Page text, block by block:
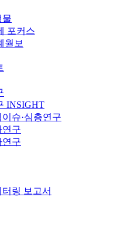
물
포커스
월보
INSIGHT
슈·심층연구
연구
연구
링 보고서